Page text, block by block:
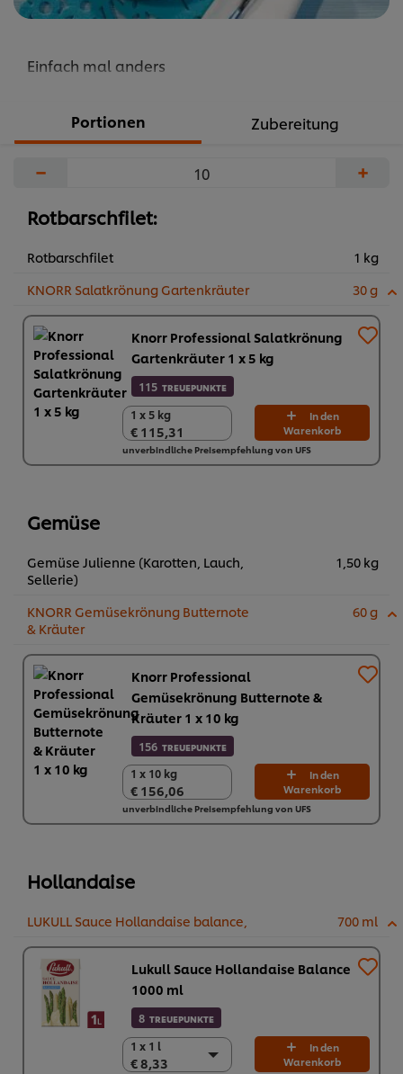
Einfach mal anders
Portionen Zubereitung
− +
Rotbarschfilet:
Rotbarschfilet
1 kg
KNORR Salatkrönung Gartenkräuter
30 g
Knorr Professional Salatkrönung
Gartenkräuter 1 x 5 kg
115 TREUEPUNKTE
1 x 5 kg
€ 115,31
1 x 5 kg
€ 115,31
In den
Warenkorb
unverbindliche Preisempfehlung von UFS
Gemüse
Gemüse Julienne (Karotten, Lauch,
Sellerie)
1,50 kg
KNORR Gemüsekrönung Butternote
& Kräuter
60 g
Knorr Professional
Gemüsekrönung Butternote &
Kräuter 1 x 10 kg
156 TREUEPUNKTE
1 x 10 kg
€ 156,06
1 x 10 kg
€ 156,06
In den
Warenkorb
unverbindliche Preisempfehlung von UFS
Hollandaise
LUKULL Sauce Hollandaise balance, 700 ml
Lukull Sauce Hollandaise Balance
1000 ml
8 TREUEPUNKTE
1 x 1 l
€ 8,33
1 x 1 l
€ 8,33
In den
Warenkorb